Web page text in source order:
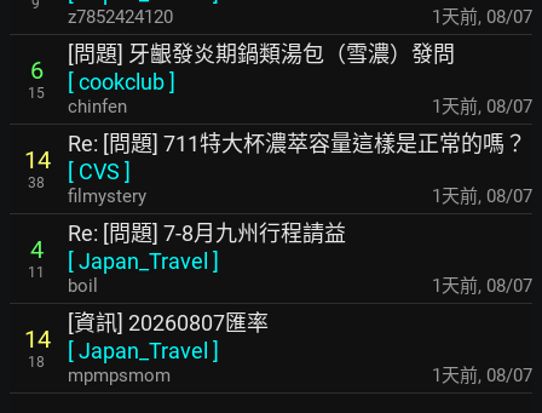
9
z7852424120 1天前, 08/07
6
15
[問題] 牙齦發炎期鍋類湯包（雪濃）發問
[cookclub]
chinfen 1天前, 08/07
14
38
Re: [問題] 711特大杯濃萃容量這樣是正常的嗎？
[ CVS ]
filmystery 1天前, 08/07
4
11
Re: [問題] 7-8月九州行程請益
[Japan_Travel ]
boil 1天前, 08/07
14
18
[資訊] 20260807匯率
[Japan_Travel ]
mpmpsmom 1天前, 08/07